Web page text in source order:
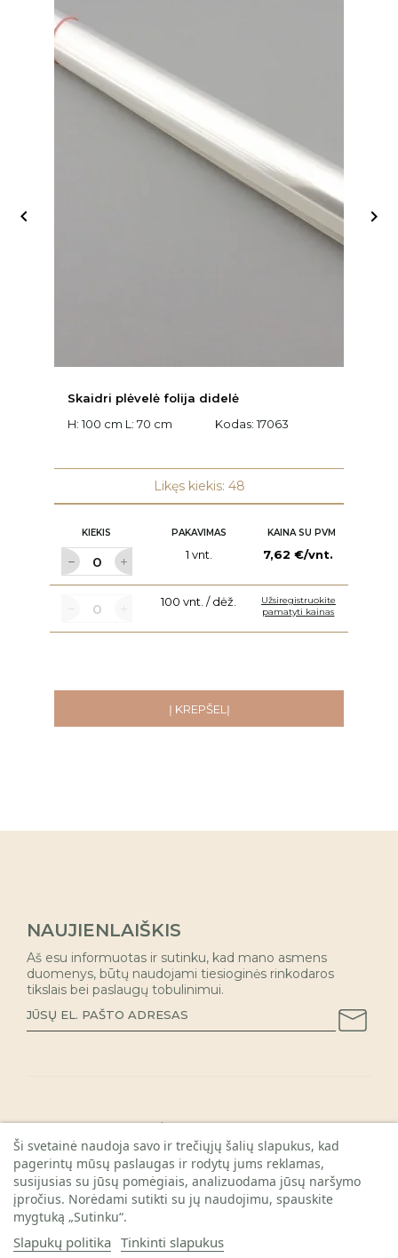
Skaidri plėvelė folija didelė
H: 100 cm L: 70 cm
Kodas:17063
Likęs kiekis: 48
KIEKIS PAKAVIMAS KAINA SU PVM
1 vnt. 7,62 €/vnt.
100 vnt. / dėž.
Užsiregistruokite
pamatyti kainas
Į KREPŠELĮ
 
NAUJIENLAIŠKIS
Aš esu informuotas ir sutinku, kad mano asmens
duomenys, būtų naudojami tiesioginės rinkodaros
tikslais bei paslaugų tobulinimui.
KAUNO PARDUOTUVĖ
REKVIZITAI
Ši svetainė naudoja savo ir trečiųjų šalių slapukus, kad
pagerintų mūsų paslaugas ir rodytų jums reklamas,
susijusias su jūsų pomėgiais, analizuodama jūsų naršymo
įpročius. Norėdami sutikti su jų naudojimu, spauskite
mygtuką „Sutinku“.
Slapukų politika Tinkinti slapukus